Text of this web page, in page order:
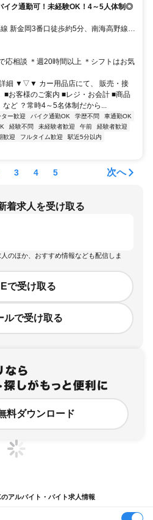
イク通勤可！未経験OK！4～5人体制◎
新金岡3番口徒歩約5分、南海高野線
Ｒ阪和線 三国ヶ丘（大阪府）東出口
2分／中百舌鳥駅・三国ヶ丘駅より車で
応相談 ＊週20時間以上 ＊シフトはお気
細 ▼▽▼ カー用品店にて、 販売・接
■お客様のご案内 ■レジ・お会計 ■商品
ど ？常時4～5名体制だから...
ター歓迎 バイク通勤OK 学歴不問
車通勤OK
経験不問 未経験者歓迎 午前
経験者歓迎
歓迎 フルタイム歓迎
駅近5分以内
3 4 5 次へ
着求人を受け取る
のほか、おすすめ情報なども配信しま
で受け取る
ルで受け取る
料ダウンロード
アルバイト・バイト求人情報